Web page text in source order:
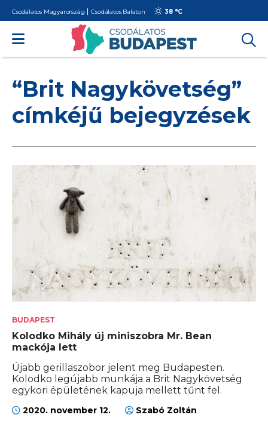
Csodálatos Magyarország Csodálatos Balaton 38 °C
“Brit Nagykövetség”
címkéjű bejegyzések
BUDAPEST
Kolodko Mihály új miniszobra Mr. Bean
mackója lett
Újabb gerillaszobor jelent meg Budapesten.
Kolodko legújabb munkája a Brit Nagykövetség
egykori épületének kapuja mellett tűnt fel.
2020. november 12. Szabó Zoltán